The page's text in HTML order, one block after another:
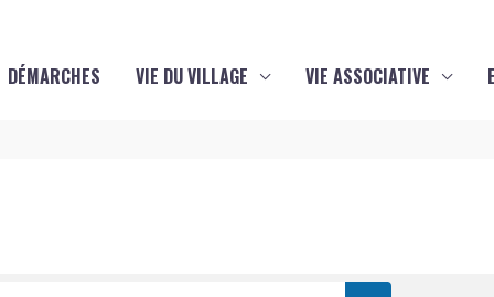
DÉMARCHES VIE DU VILLAGE VIE ASSOCIATIVE